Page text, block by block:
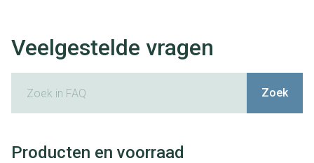
Veelgestelde vragen
Zoek
Producten en voorraad